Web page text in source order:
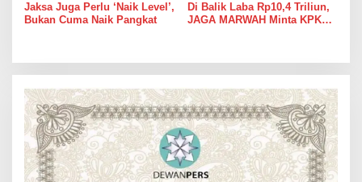
Jaksa Juga Perlu ‘Naik Level’,
Bukan Cuma Naik Pangkat
Di Balik Laba Rp10,4 Triliun,
JAGA MARWAH Minta KPK